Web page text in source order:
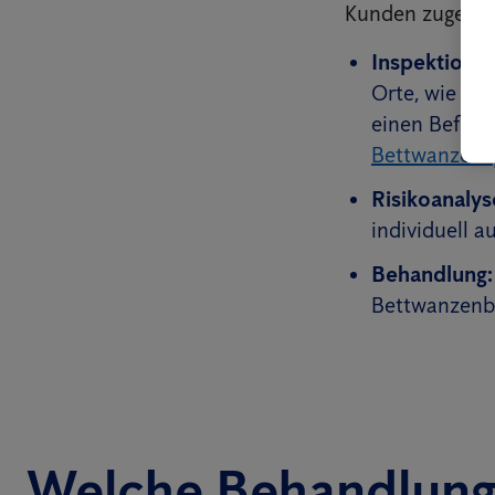
Kunden
Inspektion:
Orte, wie
einen
individuell
Behandlung: